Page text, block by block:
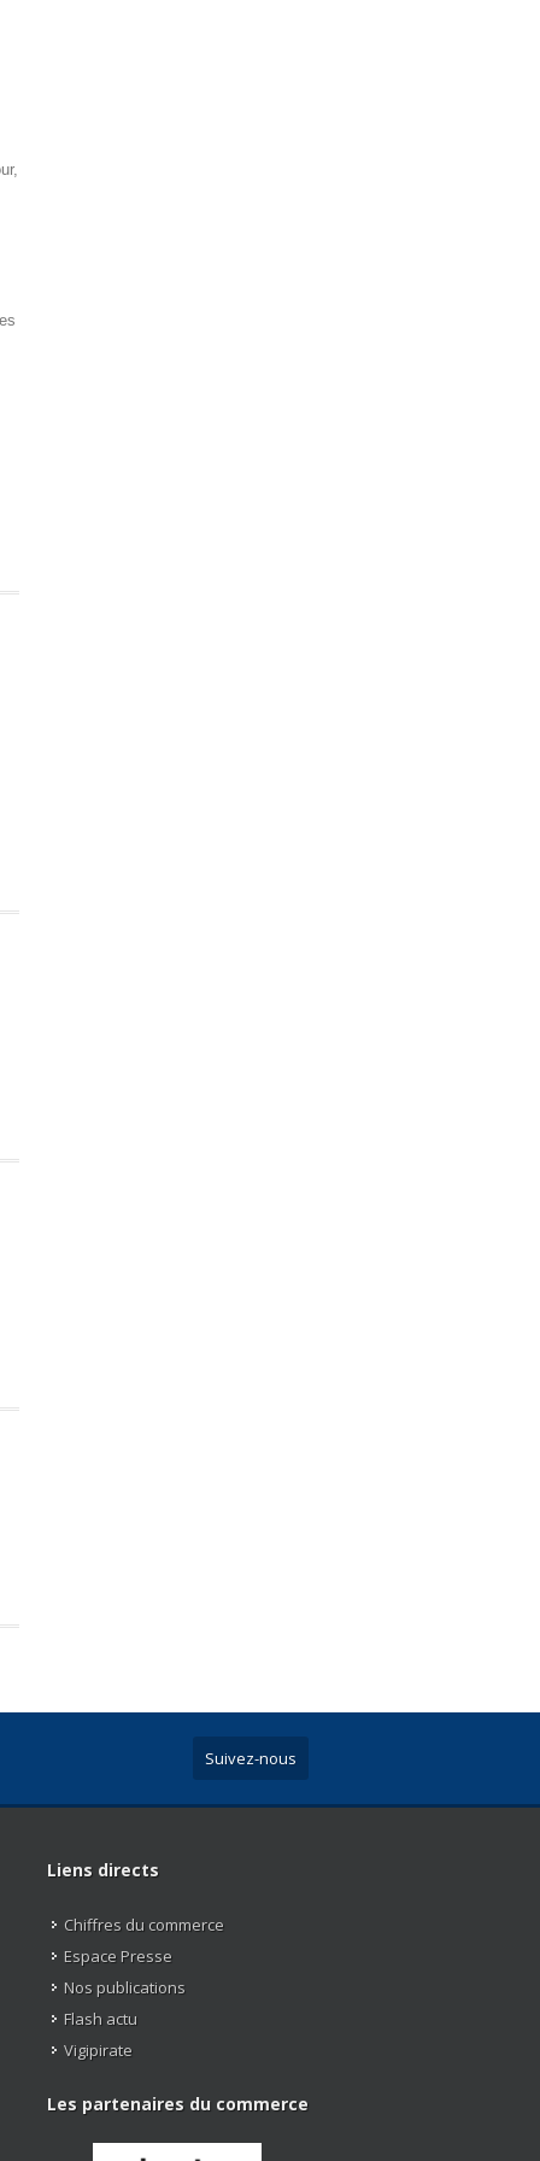
Suivez-nous
Liens directs
Chiffres du commerce
Espace Presse
Nos publications
Flash actu
Vigipirate
Les partenaires du commerce